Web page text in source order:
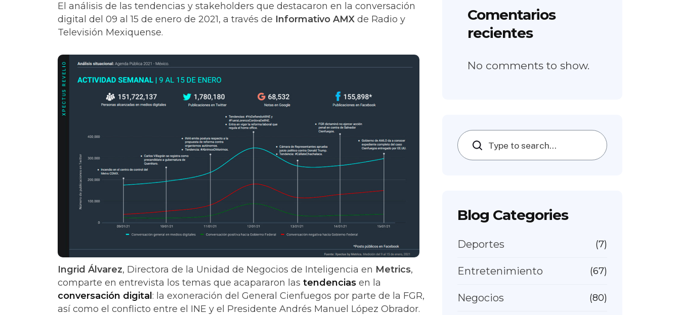
El análisis de las tendencias y stakeholders que destacaron en la conversación
digital del 09 al 15 de enero de 2021, a través de Informativo AMX de Radio y
Televisión Mexiquense.
Ingrid Álvarez, Directora de la Unidad de Negocios de Inteligencia en Metrics,
comparte en entrevista los temas que acapararon las tendencias en la
conversación digital : la exoneración del General Cienfuegos por parte de la FGR,
así como el conflicto entre el INE y el Presidente Andrés Manuel López Obrador.
Comentarios
recientes
No comments to show.
Search
Blog Categories
Deportes (7)
Entretenimiento (67)
Negocios (80)